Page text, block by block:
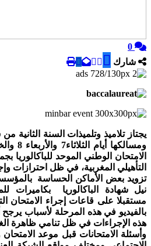
0
شارك
يجتاز تلاميذ وتلميذات السنة الثانية
الامتحان الوطني الموحد للباكالوريا
التأهيلي المغربية، في ظل احترازات
تزويد بعض الأماكن الحساسة
نيل شهادة الباكالوريا بكاميرات
مستقبلا على قاعات إجراء الامتحان
بالفيديو في هذه المرحلة لأسباب
هذه الإجراءات في ظل تنامي ظاهرة
وأسئلة الامتحانات قبل موعد